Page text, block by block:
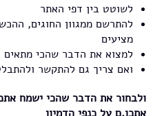
לשוטט בין דפי האתר
להתרשם ממגוון החוגים,
מציעים
למצוא את הדבר שהכי מתאים
ואם צריך גם להתקשר
ולבחור את הדבר שהכי ישמח
אתכן.ם על כנפי הדמיון